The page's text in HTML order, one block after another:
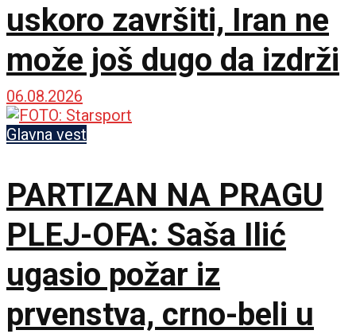
uskoro završiti, Iran ne
može još dugo da izdrži
06.08.2026
Glavna vest
PARTIZAN NA PRAGU
PLEJ-OFA: Saša Ilić
ugasio požar iz
prvenstva, crno-beli u